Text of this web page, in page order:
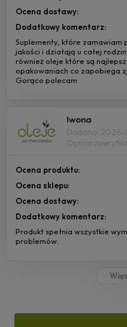
Ocena dostawy:
Dodatkowy komentarz:
Suplementy, które zamawiam
jakości i działają u całej
również oleje które są
opakowaniach co zapobiega
Gorąco polecam
Iwona
Dodano: 2026-
Opinia
Ocena produktu:
Ocena sklepu:
Ocena dostawy:
Dodatkowy komentarz:
Produkt spełnia wszystkie
problemów.